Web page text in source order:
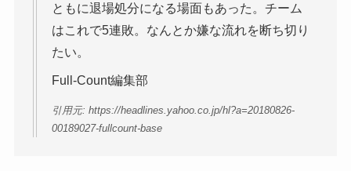
ともに退場処分になる場面もあった。チーム
はこれで5連敗。なんとか嫌な流れを断ち切り
たい。
Full-Count編集部
引用元: https://headlines.yahoo.co.jp/hl?a=20180826-
00189027-fullcount-base